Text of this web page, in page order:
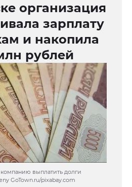
организация
зарплату
и накопила
рублей
выплатить долги
GoTown.ru/pixabay.com